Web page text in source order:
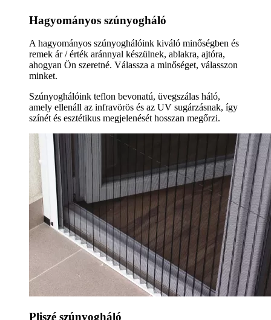
Hagyományos szúnyogháló
A hagyományos szúnyoghálóink kiváló minőségben és
remek ár / érték aránnyal készülnek, ablakra, ajtóra,
ahogyan Ön szeretné. Válassza a minőséget, válasszon
minket.
Szúnyoghálóink teflon bevonatú, üvegszálas háló,
amely ellenáll az infravörös és az UV sugárzásnak, így
színét és esztétikus megjelenését hosszan megőrzi.
Pliszé szúnyogháló